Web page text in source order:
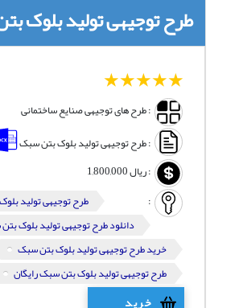
طرح توجیهی تولید بلوک
5
4
3
2
: طرح های توجیهی صنایع ساختمانی
: طرح توجیهی تولید بلوک بتن سبک
:ریال1,800,000
:
طرح توجیهی تولید
دانلود طرح توجیهی تولید بلوک
خرید طرح توجیهی تولید بلوک بتن سبک
طرح توجیهی تولید بلوک بتن سبک رایگان
خرید